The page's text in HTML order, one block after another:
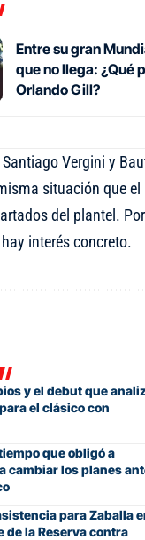
Entre su gran
que no llega: ¿Qué
Orlando Gill?
Vergini y
situación que el
del plantel.
interés concreto.
y el debut que
el clásico con
que obligó a
cambiar los planes
para Zaballa
de la Reserva contra